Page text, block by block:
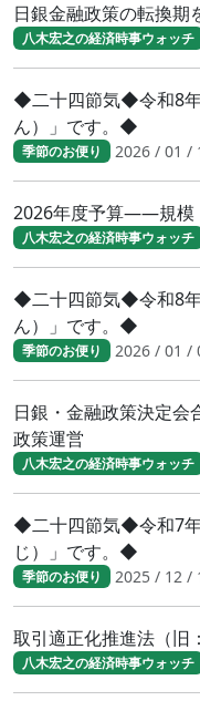
日銀金融政策の転換期
八木宏之の経済時事ウォッチ
◆二十四節気◆令和8
ん）」です。◆
季節のお便り 2026 / 01 /
2026年度予算――規模
八木宏之の経済時事ウォッチ
◆二十四節気◆令和8
ん）」です。◆
季節のお便り 2026 / 01 /
日銀・金融政策決定
政策運営
八木宏之の経済時事ウォッチ
◆二十四節気◆令和7年
じ）」です。◆
季節のお便り 2025 / 12 /
取引適正化推進法（旧
八木宏之の経済時事ウォッチ